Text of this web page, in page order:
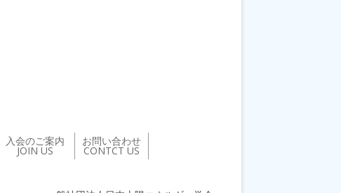
入会のご案内
JOIN US
お問い合わせ
CONTCT US